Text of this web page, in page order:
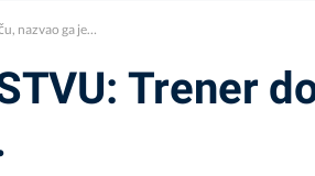
nazvao ga je…
Trener